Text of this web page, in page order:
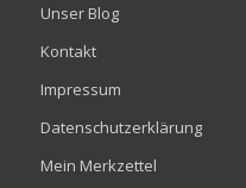
Unser Blog
Kontakt
Impressum
Datenschutzerklärung
Mein Merkzettel